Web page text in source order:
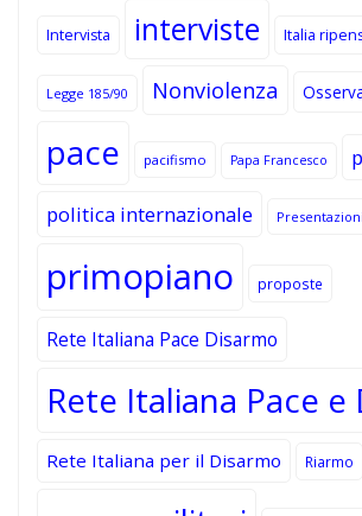
Intervista interviste Italia
Legge 185/90 Nonviolenza
pace pacifismo Papa Francesco
politica internazionale Presentazioni
primopiano proposte
Rete Italiana Pace Disarmo
Rete Italiana Pace e
Rete Italiana per il Disarmo Riarmo